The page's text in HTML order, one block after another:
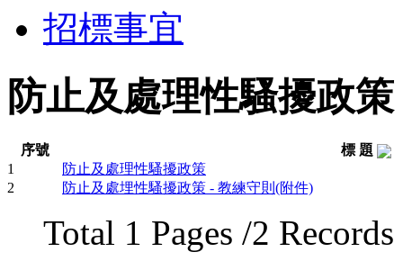
招標事宜
防止及處理性騷擾政策
序號
標 題
1
防止及處理性騷擾政策
2
防止及處埋性騷擾政策 - 教練守則(附件)
Total 1 Pages /2 Records